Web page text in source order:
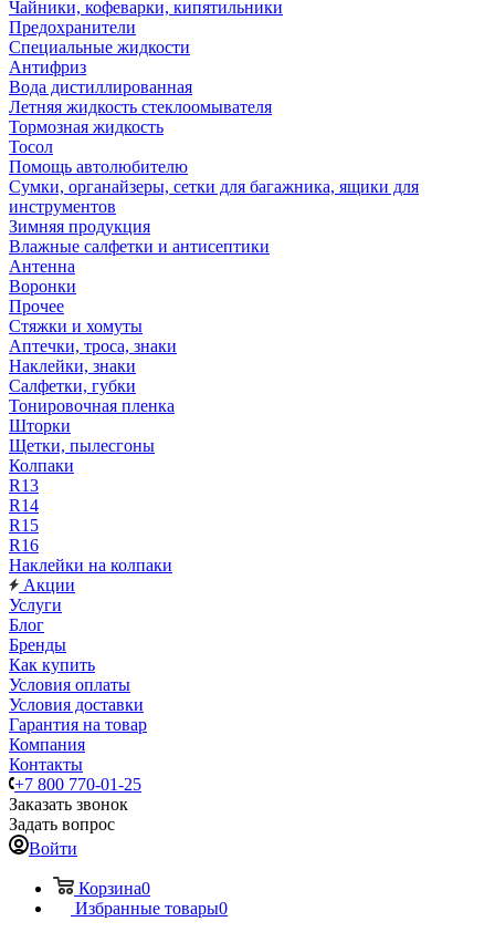
Чайники, кофеварки, кипятильники
Предохранители
Специальные жидкости
Антифриз
Вода дистиллированная
Летняя жидкость стеклоомывателя
Тормозная жидкость
Тосол
Помощь автолюбителю
Сумки, органайзеры, сетки для багажника, ящики для
инструментов
Зимняя продукция
Влажные салфетки и антисептики
Антенна
Воронки
Прочее
Стяжки и хомуты
Аптечки, троса, знаки
Наклейки, знаки
Салфетки, губки
Тонировочная пленка
Шторки
Щетки, пылесгоны
Колпаки
R13
R14
R15
R16
Наклейки на колпаки
Акции
Услуги
Блог
Бренды
Как купить
Условия оплаты
Условия доставки
Гарантия на товар
Компания
Контакты
+7 800 770-01-25
Заказать звонок
Задать вопрос
Войти
Корзина0
Избранные товары0